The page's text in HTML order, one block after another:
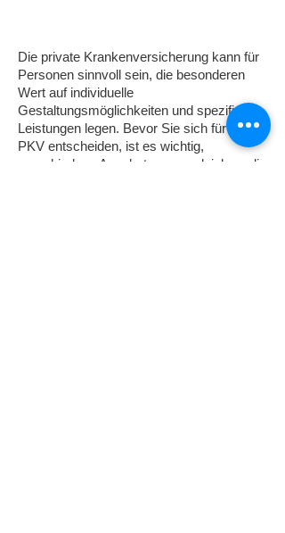
Die private Krankenversicherung kann für
Personen sinnvoll sein, die besonderen
Wert auf individuelle
Gestaltungsmöglichkeiten und spezifische
Leistungen legen. Bevor Sie sich für eine
PKV entscheiden, ist es wichtig,
verschiedene Angebote zu vergleichen, die